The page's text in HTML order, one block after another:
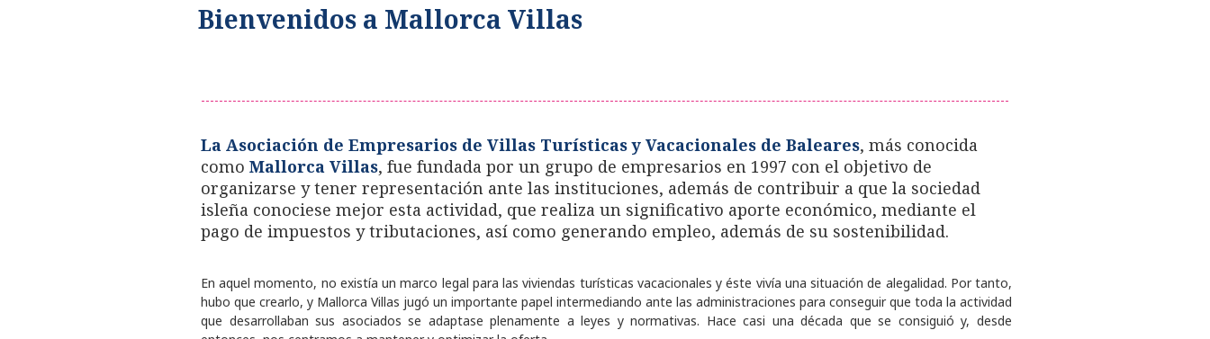
Bienvenidos a Mallorca Villas
La Asociación de Empresarios de Villas Turísticas y Vacacionales de Baleares, más conocida
como Mallorca Villas, fue fundada por un grupo de empresarios en 1997 con el objetivo de
organizarse y tener representación ante las instituciones, además de contribuir a que la sociedad
isleña conociese mejor esta actividad, que realiza un significativo aporte económico, mediante el
pago de impuestos y tributaciones, así como generando empleo, además de su sostenibilidad.
En aquel momento, no existía un marco legal para las viviendas turísticas vacacionales y éste vivía una situación de alegalidad. Por tanto,
hubo que crearlo, y Mallorca Villas jugó un importante papel intermediando ante las administraciones para conseguir que toda la actividad
que desarrollaban sus asociados se adaptase plenamente a leyes y normativas. Hace casi una década que se consiguió y, desde